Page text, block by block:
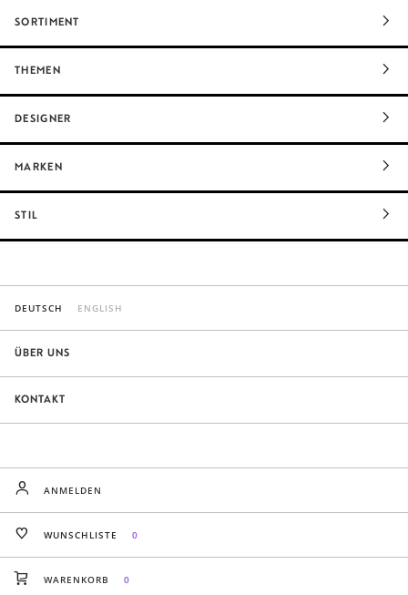
SORTIMENT
THEMEN
DESIGNER
MARKEN
STIL
DEUTSCH ENGLISH
ÜBER UNS
KONTAKT
ANMELDEN
WUNSCHLISTE 0
WARENKORB 0